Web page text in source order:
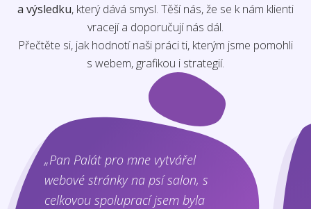
a výsledku, který dává smysl. Těší nás, že se k nám klienti
vracejí a doporučují nás dál.
Přečtěte si, jak hodnotí naši práci ti, kterým jsme pomohli
s webem, grafikou i strategií.
„Pan Palát pro mne vytvářel
webové stránky na psí salon, s
celkovou spoluprací jsem byla